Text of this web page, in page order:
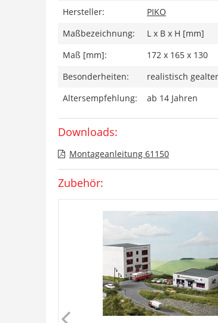
Hersteller:
PIKO
Maßbezeichnung:
L x B x H [mm]
Maß [mm]:
172 x 165 x 130
Besonderheiten:
realistisch
Altersempfehlung:
ab 14 Jahren
Downloads:
Montageanleitung 61150
Zubehör: